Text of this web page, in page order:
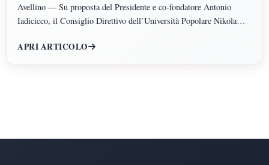
FILOSOFIA E PEDAGOGIA
Avellino — Su proposta del Presidente e co-fondatore Antonio
Iadicicco, il Consiglio Direttivo dell’Università Popolare Nikola
Dipartimenti di Scienze Giuridiche ed Economiche, Scienze
APRI ARTICOLO